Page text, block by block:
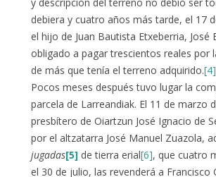
debiera y cuatro años más tarde, el 17
el hijo de Juan Bautista Etxeberria, José
obligado a pagar trescientos reales por
de más que tenía el terreno adquirido.[4]
Pocos meses después tuvo lugar la
parcela de Larreandiak. El 11 de marzo
presbítero de Oiartzun José Ignacio de
por el altzatarra José Manuel Zuazola,
jugadas[5] de tierra erial[6], que cuatro
el 30 de julio, las revenderá a Francisco